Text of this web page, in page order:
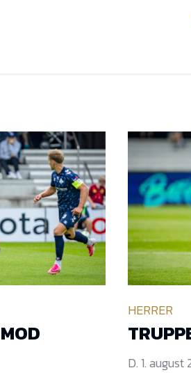
HERRER
D. 1. august